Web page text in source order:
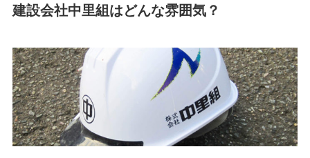
建設会社中里組はどんな雰囲気？